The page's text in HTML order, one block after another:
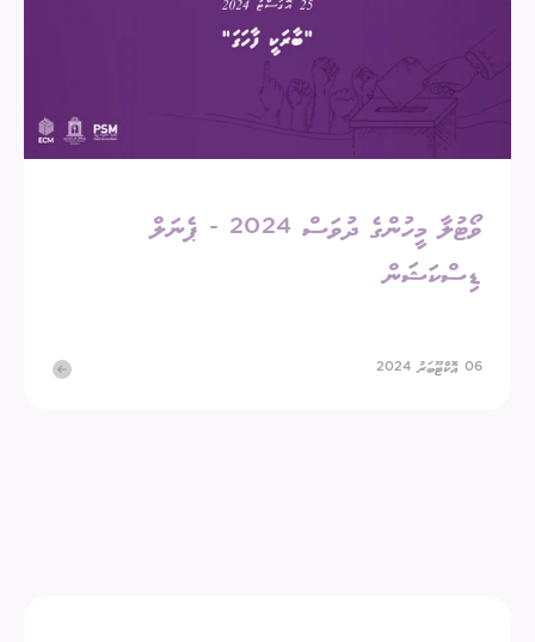
ވޯޓުލާ މީހުންގެ ދުވަސް 2024 - ޕެނަލް
ޑިސްކަޝަން
06 އޮކްޓޫބަރު 2024